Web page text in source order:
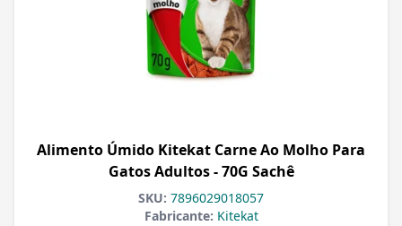
Alimento Úmido Kitekat Carne Ao Molho Para
Gatos Adultos - 70G Sachê
SKU: 7896029018057
Fabricante: Kitekat